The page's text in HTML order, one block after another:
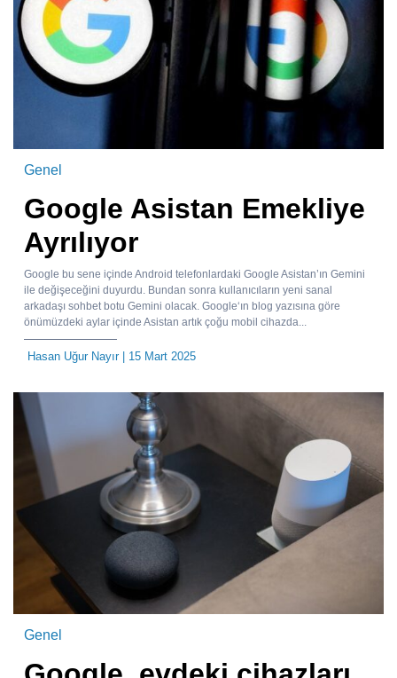
Genel
Google Asistan Emekliye
Ayrılıyor
Google bu sene içinde Android telefonlardaki Google Asistan’ın Gemini
ile değişeceğini duyurdu. Bundan sonra kullanıcıların yeni sanal
arkadaşı sohbet botu Gemini olacak. Google‘ın blog yazısına göre
önümüzdeki aylar içinde Asistan artık çoğu mobil cihazda...
Hasan Uğur Nayır| 15 Mart 2025
Genel